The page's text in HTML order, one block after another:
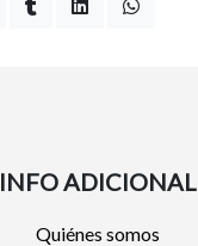
INFO ADICIONAL
Quiénes somos